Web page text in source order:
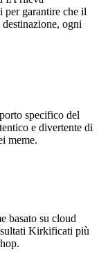
per garantire che il
ogni
specifico del
e divertente di
meme.
basato su cloud
Kirkificati più